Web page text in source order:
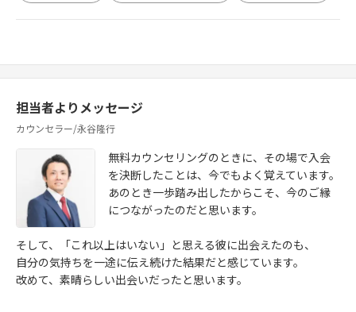
担当者よりメッセージ
カウンセラー/永谷隆行
無料カウンセリングのときに、その場で入会
を決断したことは、今でもよく覚えています。
あのとき一歩踏み出したからこそ、今のご縁
につながったのだと思います。
そして、「これ以上はいない」と思える彼に出会えたのも、
自分の気持ちを一途に伝え続けた結果だと感じています。
改めて、素晴らしい出会いだったと思います。